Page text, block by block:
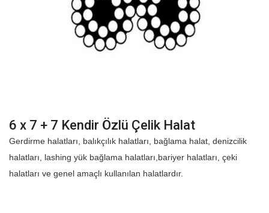
6 x 7 + 7 Kendir Özlü Çelik Halat
Gerdirme halatları, balıkçılık halatları, bağlama halat, denizcilik
halatları, lashing yük bağlama halatları,bariyer halatları, çeki
halatları ve genel amaçlı kullanılan halatlardır.